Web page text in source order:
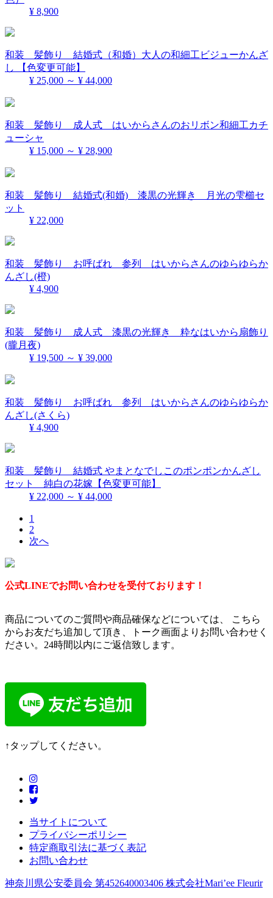
¥ 8,900
和装 髪飾り 結婚式（和婚）大人の和細工ビジューかんざ
し 【色変更可能】
¥ 25,000 ～ ¥ 44,000
和装 髪飾り 成人式 はいからさんのおリボン和細工カチ
ューシャ
¥ 15,000 ～ ¥ 28,900
和装 髪飾り 結婚式(和婚) 漆黒の光輝き 月光の雫櫛セ
ット
¥ 22,000
和装 髪飾り お呼ばれ 参列 はいからさんのゆらゆらか
んざし(橙)
¥ 4,900
和装 髪飾り 成人式 漆黒の光輝き 粋なはいから扇飾り
(朧月夜)
¥ 19,500 ～ ¥ 39,000
和装 髪飾り お呼ばれ 参列 はいからさんのゆらゆらか
んざし(さくら)
¥ 4,900
和装 髪飾り 結婚式 やまとなでしこのポンポンかんざし
セット 純白の花嫁【色変更可能】
¥ 22,000 ～ ¥ 44,000
1
2
次へ
公式LINEでお問い合わせを受付ております！
商品についてのご質問や商品確保などについては、 こちら
からお友だち追加して頂き、トーク画面よりお問い合わせく
ださい。24時間以内にご返信致します。
↑タップしてください。
当サイトについて
プライバシーポリシー
特定商取引法に基づく表記
お問い合わせ
神奈川県公安委員会 第452640003406 株式会社Mari’ee Fleurir